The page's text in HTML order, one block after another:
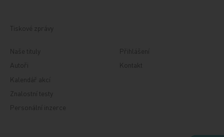
Tiskové zprávy
Naše tituly
Autoři
Kalendář akcí
Znalostní testy
Personální inzerce
Přihlášení
Kontakt